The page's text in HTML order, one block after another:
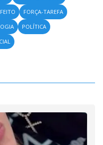
FORÇA-TAREFA
POLÍTICA